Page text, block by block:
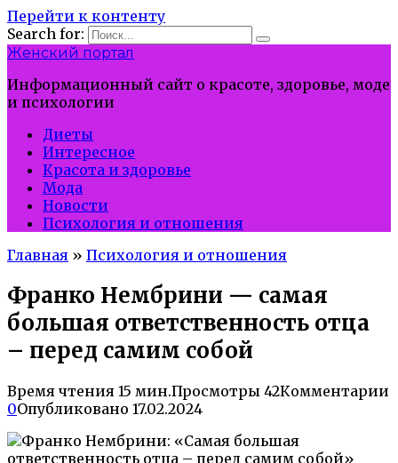
Перейти к контенту
Search for:
Женский портал
Информационный сайт о красоте, здоровье, моде
и психологии
Диеты
Интересное
Красота и здоровье
Мода
Новости
Психология и отношения
Главная » Психология и отношения
Франко Нембрини — самая
большая ответственность отца
– перед самим собой
Время чтения 15 мин.Просмотры 42Комментарии
0Опубликовано 17.02.2024